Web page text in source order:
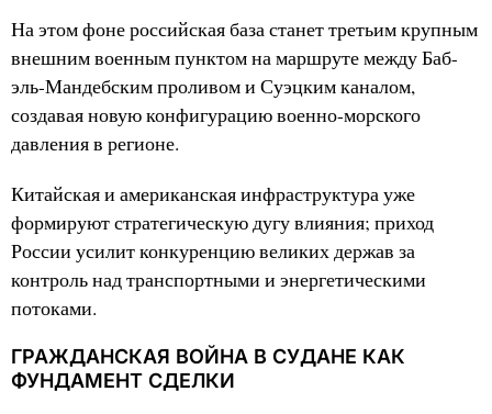
На этом фоне российская база станет третьим крупным
внешним военным пунктом на маршруте между Баб-
эль-Мандебским проливом и Суэцким каналом,
создавая новую конфигурацию военно-морского
давления в регионе.
Китайская и американская инфраструктура уже
формируют стратегическую дугу влияния; приход
России усилит конкуренцию великих держав за
контроль над транспортными и энергетическими
потоками.
ГРАЖДАНСКАЯ ВОЙНА В СУДАНЕ КАК
ФУНДАМЕНТ СДЕЛКИ